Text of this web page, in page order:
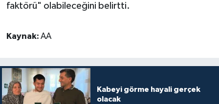
faktörü" olabileceğini belirtti.
Kaynak: AA
Kabeyi görme hayali gerçek
olacak
Eskişehir Müftülüğü
Gaziantep Müftülüğü
Gümüşhane Müftülüğü